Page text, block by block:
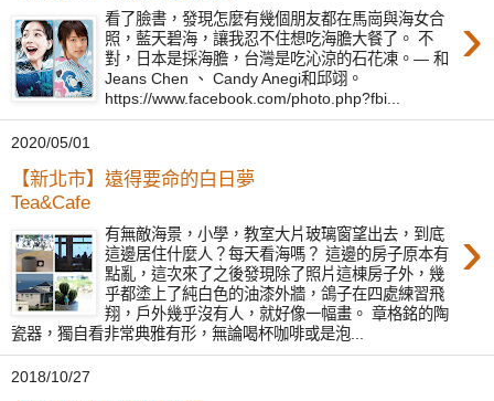
›
看了臉書，發現怎麼有幾個朋友都在馬崗與海女合
照，藍天碧海，讓我忍不住想吃海膽大餐了。 不
對，日本是採海膽，台灣是吃沁涼的石花凍。— 和
Jeans Chen 、 Candy Anegi和邱翊。
https://www.facebook.com/photo.php?fbi...
2020/05/01
【新北市】遠得要命的白日夢
Tea&Cafe
›
有無敵海景，小學，教室大片玻璃窗望出去，到底
這邊居住什麼人？每天看海嗎？ 這邊的房子原本有
點亂，這次來了之後發現除了照片這棟房子外，幾
乎都塗上了純白色的油漆外牆，鴿子在四處練習飛
翔，戶外幾乎沒有人，就好像一幅畫。 章格銘的陶
瓷器，獨自看非常典雅有形，無論喝杯咖啡或是泡...
2018/10/27